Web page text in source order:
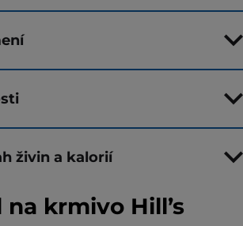
živin a kalorií
krmivo Hill’s